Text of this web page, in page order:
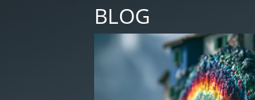
BLOG